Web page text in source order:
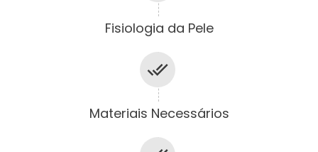
Fisiologia da Pele
Materiais Necessários